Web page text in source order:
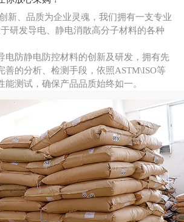
新、品质为企业灵魂，我们拥有一支专业
研发导电、静电消散高分子材料的各种
电防静电防控材料的创新及研发，拥有先
善的分析、检测手段，依照ASTM\ISO等
能测试，确保产品品质始终如一。